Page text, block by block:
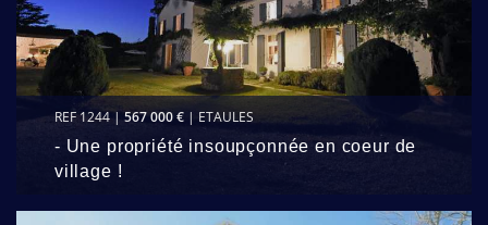
REF 1244 |567 000 € | ETAULES
- Une propriété insoupçonnée en coeur de
village !